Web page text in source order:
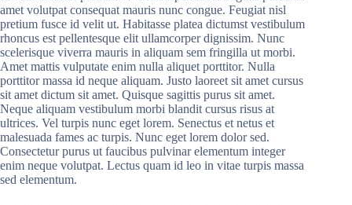
amet volutpat consequat mauris nunc congue. Feugiat nisl
pretium fusce id velit ut. Habitasse platea dictumst vestibulum
rhoncus est pellentesque elit ullamcorper dignissim. Nunc
scelerisque viverra mauris in aliquam sem fringilla ut morbi.
Amet mattis vulputate enim nulla aliquet porttitor. Nulla
porttitor massa id neque aliquam. Justo laoreet sit amet cursus
sit amet dictum sit amet. Quisque sagittis purus sit amet.
Neque aliquam vestibulum morbi blandit cursus risus at
ultrices. Vel turpis nunc eget lorem. Senectus et netus et
malesuada fames ac turpis. Nunc eget lorem dolor sed.
Consectetur purus ut faucibus pulvinar elementum integer
enim neque volutpat. Lectus quam id leo in vitae turpis massa
sed elementum.